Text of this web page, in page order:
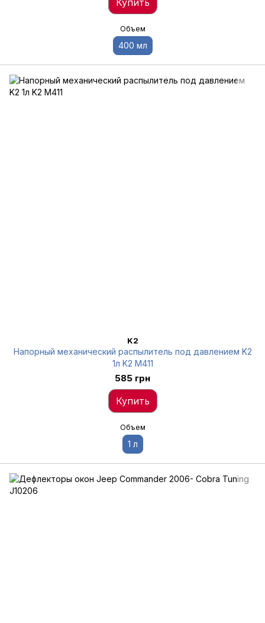
Купить
Объем
400 мл
K2
Напорный механический распылитель под давлением K2
1л K2 M411
585 грн
Купить
Объем
1 л